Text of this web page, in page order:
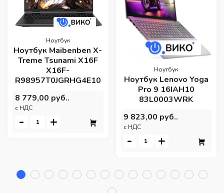
Ноутбук
Ноутбук Maibenben X-
Treme Tsunami X16F
X16F-
R98957T0JGRHG4E10
8 779,00 руб..
c НДС
- +
Ноутбук
Ноутбук Lenovo Yoga
Pro 9 16IAH10
83L0003WRK
9 823,00 руб..
c НДС
- +